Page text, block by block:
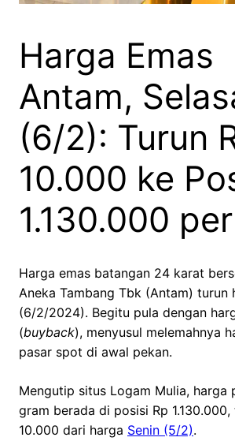
Harga Emas
Antam,
(6/2): Turun
10.000 ke
1.130.000
Harga emas batangan 24 karat
Aneka Tambang Tbk (Antam) turun
(6/2/2024). Begitu pula dengan
(buyback), menyusul melemahnya
pasar spot di awal pekan.
Mengutip situs Logam Mulia, harga
gram berada di posisi Rp 1.130.000,
10.000 dari harga Senin (5/2).